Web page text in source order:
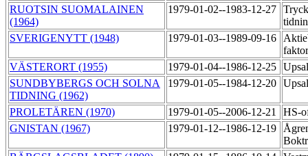
RUOTSIN SUOMALAINEN
(1964)
1979-01-02--1983-12-27
SVERIGENYTT (1948)
1979-01-03--1989-09-16
VÄSTERORT (1955)
1979-01-04--1986-12-25
SUNDBYBERGS OCH SOLNA
TIDNING (1962)
1979-01-05--1984-12-20
PROLETÄREN (1970) 1979-01-05--2006-12-21
HS-
GNISTAN (1967)
1979-01-12--1986-12-19